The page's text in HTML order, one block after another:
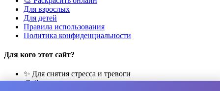
Для взрослых
Для детей
Правила использования
Политика конфиденциальности
Для кого этот сайт?
✨ Для снятия стресса и тревоги
🎨 Для развития креативности